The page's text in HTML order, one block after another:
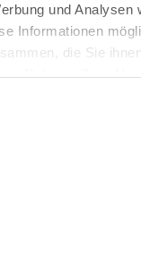
und Analysen
Informationen
die Sie